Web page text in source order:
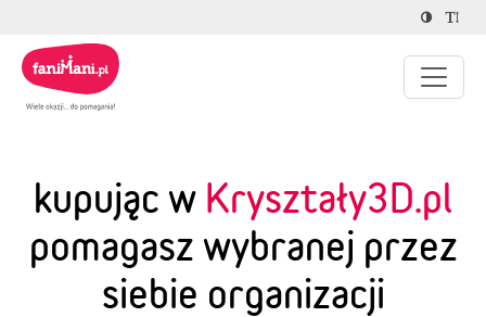
kupując w Kryształy3D.pl
pomagasz wybranej przez
siebie organizacji